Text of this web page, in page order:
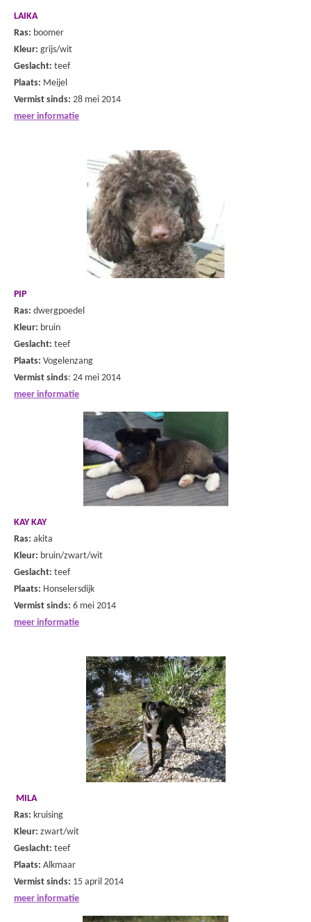
LAIKA
Ras: boomer
Kleur: grijs/wit
Geslacht: teef
Plaats: Meijel
Vermist sinds: 28 mei 2014
meer informatie
PIP
Ras: dwergpoedel
Kleur: bruin
Geslacht: teef
Plaats: Vogelenzang
Vermist sinds: 24 mei 2014
meer informatie
KAY KAY
Ras: akita
Kleur: bruin/zwart/wit
Geslacht: teef
Plaats: Honselersdijk
Vermist sinds: 6 mei 2014
meer informatie
MILA
Ras: kruising
Kleur: zwart/wit
Geslacht: teef
Plaats: Alkmaar
Vermist sinds: 15 april 2014
meer informatie